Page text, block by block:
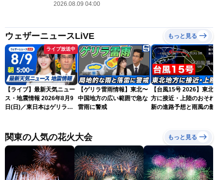
2026.08.09 04:00
ウェザーニュースLiVE もっと見る
ライブ放送中
【ライブ】最新天気ニュー
ス・地震情報 2026年8月9
日(日)／東日本はゲリラ雷
ュースLiVEモーニング・魚
住茉由／山口剛央〉
【ゲリラ雷雨情報】東北〜
中国地方の広い範囲で急な
雷雨に警戒
【台風15号 2026】東北
方に接近・上陸のおそれ
新の進路予想と雨風の影
関東の人気の花火大会 もっと見る